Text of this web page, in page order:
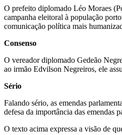
O prefeito diplomado Léo Moraes
campanha eleitoral à população
comunicação política mais
Consenso
O vereador diplomado Gedeão
ao irmão Edvilson Negreiros, ele
Sério
Falando sério, as emendas
defesa da importância das emendas
O texto acima expressa a visão de